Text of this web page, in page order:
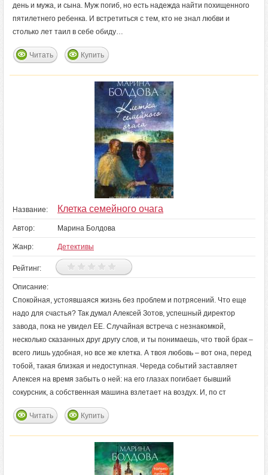
день и мужа, и сына. Муж погиб, но есть надежда найти похищенного
пятилетнего ребенка. И встретиться с тем, кто не знал любви и
столько лет таил в себе обиду…
Читать Купить
Название: Клетка семейного очага
Автор: Марина Болдова
Жанр: Детективы
Рейтинг:
Описание:
Спокойная, устоявшаяся жизнь без проблем и потрясений. Что еще
надо для счастья? Так думал Алексей Зотов, успешный директор
завода, пока не увидел ЕЕ. Случайная встреча с незнакомкой,
несколько сказанных друг другу слов, и ты понимаешь, что твой брак –
всего лишь удобная, но все же клетка. А твоя любовь – вот она, перед
тобой, такая близкая и недоступная. Череда событий заставляет
Алексея на время забыть о ней: на его глазах погибает бывший
сокурсник, а собственная машина взлетает на воздух. И, по ст
Читать Купить